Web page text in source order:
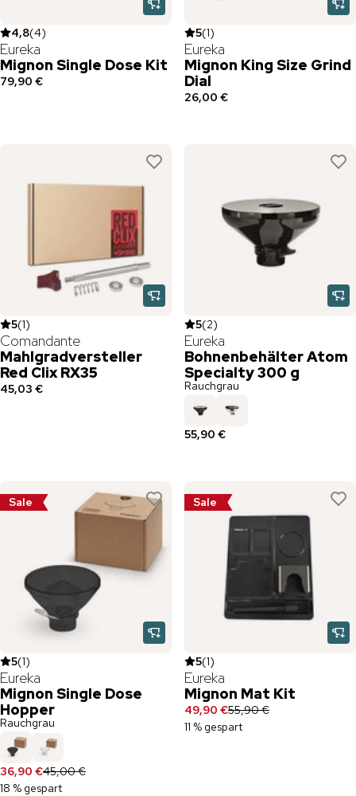
4,8(4)
Eureka
Mignon Single Dose Kit
79,90 €
5(1)
Eureka
Mignon King Size Grind
Dial
26,00 €
5(1)
Comandante
Mahlgradversteller
Red Clix RX35
45,03 €
5(2)
Eureka
Bohnenbehälter Atom
Specialty 300 g
Rauchgrau
55,90 €
Sale
5(1)
Eureka
Mignon Single Dose
Hopper
Rauchgrau
36,90 €45,00 €
18 % gespart
Sale
5(1)
Eureka
Mignon Mat Kit
49,90 €55,90 €
11 % gespart